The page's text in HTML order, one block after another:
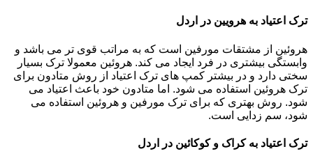
ترک اعتیاد به هرویین در اردل
هروئین از مشتقات مورفین است که به مراتب قوی تر می باشد و
وابستگی بیشتری در فرد ایجاد می کند. هروئین معمولا ترک بسیار
سختی دارد و در بیشتر کمپ های ترک اعتیاد از روش متادون برای
ترک هروئین استفاده می شود. اما متادون خود باعث اعتیاد می
شود. روش بهتری که برای ترک مورفین و هروئین استفاده می
شود، سم زدایی است.
ترک اعتیاد به کراک و کوکائین در اردل